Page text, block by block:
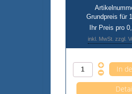
Grundpreis für
Ihr Preis pro
inkl. MwSt. zzgl.